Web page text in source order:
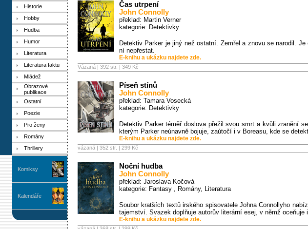
Historie
Hobby
Hudba
Humor
Literatura
Literatura faktu
Mládež
Obrazové
publikace
Ostatní
Poezie
Pro ženy
Romány
Thrillery
Komiksy
Kalendáře
Čas utrpení
John Connolly
překlad: Martin Verner
kategorie: Detektivky
Detektiv Parker je jiný než ostatní. Zemřel a znovu se narodil.
ní nepřestat.
E-knihu a ukázku najdete zde.
Vázaná | 392 str. | 349 Kč
Píseň stínů
John Connolly
překlad: Tamara Vosecká
kategorie: Detektivky
Detektiv Parker téměř doslova přežil svou smrt a kvůli zranění
kterým Parker neúnavně bojuje, zaútočí i v Boreasu, kde se
E-knihu a ukázku najdete zde.
vázaná | 352 str. | 299 Kč
Noční hudba
John Connolly
překlad: Jaroslava Kočová
kategorie: Fantasy , Romány, Literatura
Soubor kratších textů irského spisovatele Johna Connollyho
tajemství. Svazek doplňuje autorův literární esej, v němž
E-knihu a ukázku najdete zde.